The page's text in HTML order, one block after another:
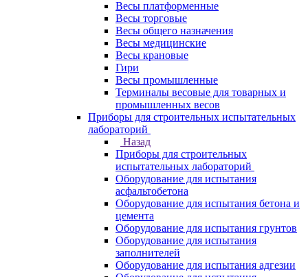
Весы платформенные
Весы торговые
Весы общего назначения
Весы медицинские
Весы крановые
Гири
Весы промышленные
Терминалы весовые для товарных и
промышленных весов
Приборы для строительных испытательных
лабораторий
Назад
Приборы для строительных
испытательных лабораторий
Оборудование для испытания
асфальтобетона
Оборудование для испытания бетона и
цемента
Оборудование для испытания грунтов
Оборудование для испытания
заполнителей
Оборудование для испытания адгезии